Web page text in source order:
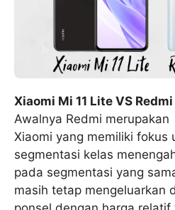
Xiaomi Mi 11 Lite VS
Awalnya Redmi
Xiaomi yang memiliki fokus
segmentasi kelas
pada segmentasi yang
masih tetap mengeluarkan